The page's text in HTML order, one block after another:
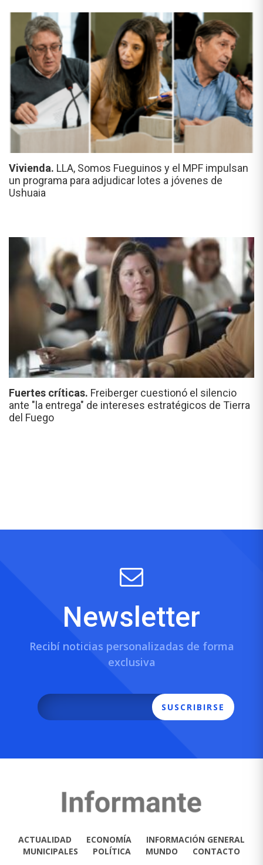
Vivienda. LLA, Somos Fueguinos y el MPF impulsan
un programa para adjudicar lotes a jóvenes de
Ushuaia
Fuertes críticas. Freiberger cuestionó el silencio
ante "la entrega" de intereses estratégicos de Tierra
del Fuego
Newsletter
Recibí noticias personalizadas de forma
exclusiva
SUSCRIBIRSE
ACTUALIDAD ECONOMÍA
INFORMACIÓN GENERAL
MUNICIPALES
POLÍTICA MUNDO CONTACTO